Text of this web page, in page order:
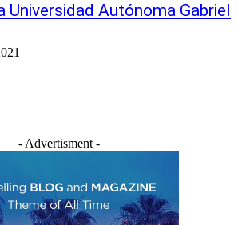
Universidad Autónoma Gabriel
- Advertisment -